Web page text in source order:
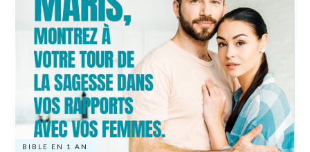
BIBLE EN 1 AN